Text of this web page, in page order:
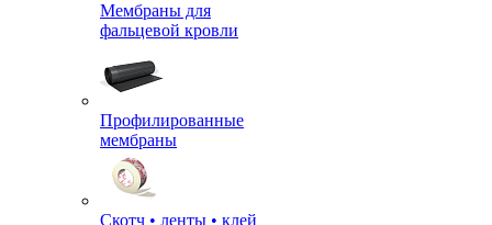
Мембраны для
фальцевой кровли
Профилированные
мембраны
Скотч • ленты • клей